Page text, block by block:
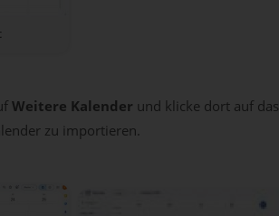
Weitere Kalender und klicke dort auf das
zu importieren.